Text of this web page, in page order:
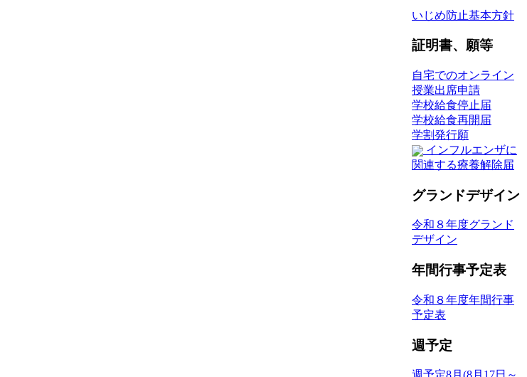
いじめ防止基本方針
証明書、願等
自宅でのオンライン
授業出席申請
学校給食停止届
学校給食再開届
学割発行願
インフルエンザに
関連する療養解除届
グランドデザイン
令和８年度グランド
デザイン
年間行事予定表
令和８年度年間行事
予定表
週予定